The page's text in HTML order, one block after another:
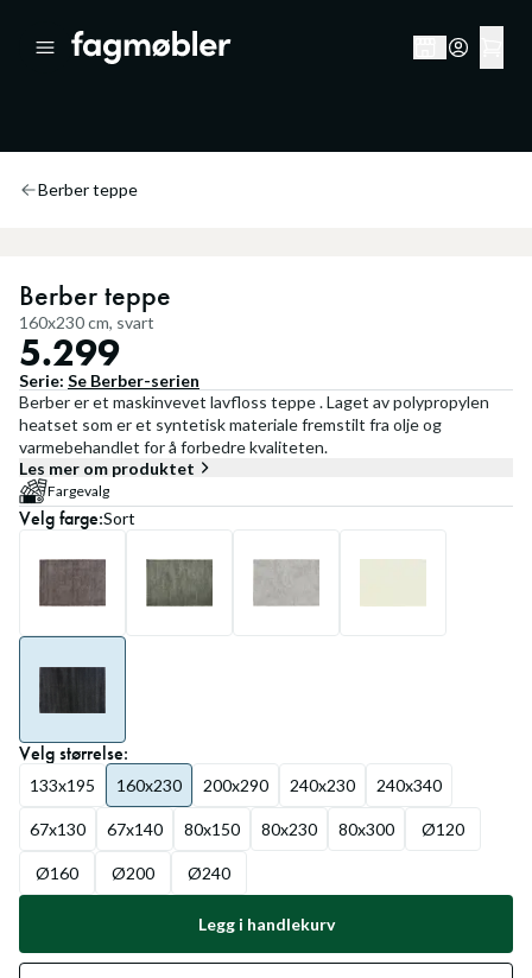
Berber teppe
Berber teppe
160x230 cm, svart
5.299
Serie: Se Berber-serien
Berber er et maskinvevet lavfloss teppe . Laget av polypropylen
heatset som er et syntetisk materiale fremstilt fra olje og
varmebehandlet for å forbedre kvaliteten.
Les mer om produktet
Fargevalg
Velgfarge:Sort
Velgstørrelse:
133x195 160x230 200x290 240x230 240x340
67x130 67x140 80x150 80x230 80x300 Ø120
Ø160 Ø200 Ø240
Legg i handlekurv